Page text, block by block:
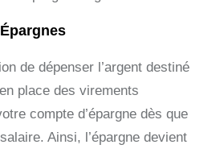
de dépenser l’argent destiné
place des virements
compte d’épargne dès que
Ainsi, l’épargne devient